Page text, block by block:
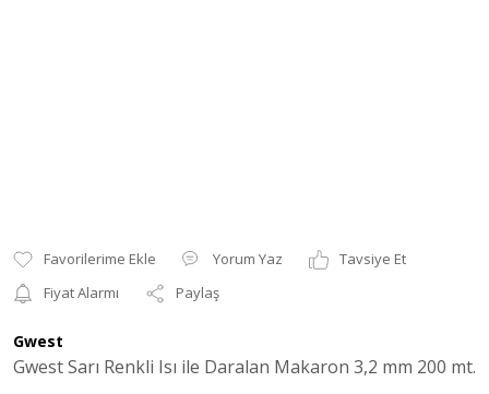
Yorum Yaz
Tavsiye Et
Fiyat Alarmı
Paylaş
Gwest
Gwest Sarı Renkli Isı ile Daralan Makaron 3,2 mm 200 mt.